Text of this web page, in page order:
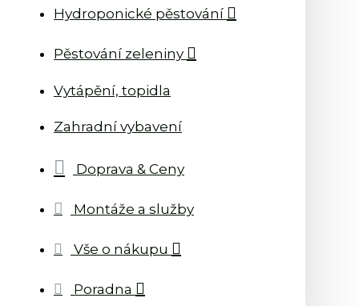
Hydroponické pěstování
Pěstování zeleniny
Vytápění, topidla
Zahradní vybavení
Doprava & Ceny
Montáže a služby
Vše o nákupu
Poradna